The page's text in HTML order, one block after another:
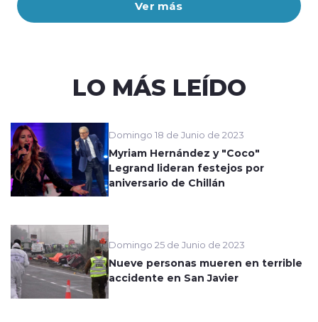
Ver más
LO MÁS LEÍDO
Domingo 18 de Junio de 2023
Myriam Hernández y "Coco"
Legrand lideran festejos por
aniversario de Chillán
Domingo 25 de Junio de 2023
Nueve personas mueren en terrible
accidente en San Javier